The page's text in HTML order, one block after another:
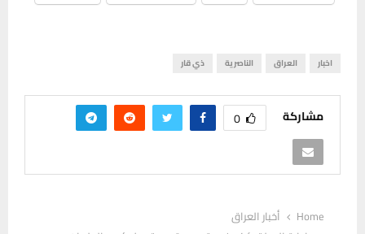
اخبار العراق الناصرية ذي قار
مشاركة 0
Home
أخبار العراق